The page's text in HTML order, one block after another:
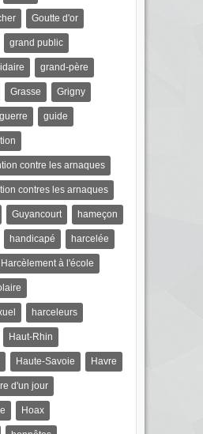
Goutte d'or
grand public
grand-père
Grasse Grigny
guerre guide
contre les arnaques
contres les arnaques
Guyancourt hameçon
handicapé harcelée
Harcèlement à l'école
harceleurs
Haut-Rhin
Haute-Savoie Havre
d'un jour
Hoax